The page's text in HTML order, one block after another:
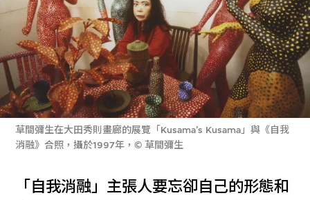
草間彌生在大田秀則畫廊的展覽「Kusama’s Kusama」與《自我
消融》合照，攝於1997年，© 草間彌生
「自我消融」主張人要忘卻自己的形態和